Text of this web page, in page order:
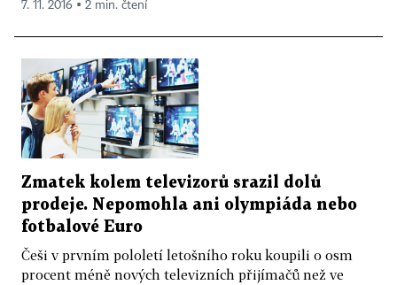
7. 11. 2016 ▪ 2 min. čtení
Zmatek kolem televizorů srazil dolů
prodeje. Nepomohla ani olympiáda nebo
fotbalové Euro
Češi v prvním pololetí letošního roku koupili o osm
procent méně nových televizních přijímačů než ve